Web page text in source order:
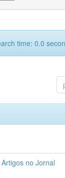
time: 0.0
no Jornal